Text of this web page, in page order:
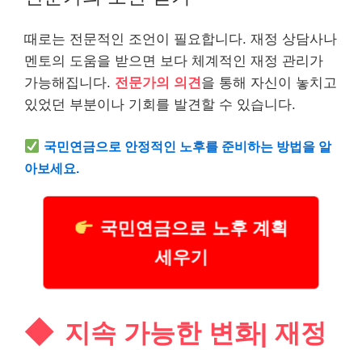
때로는 전문적인 조언이 필요합니다. 재정 상담사나
멘토의 도움을 받으면 보다 체계적인 재정 관리가
가능해집니다. 전문가의 의견 을 통해 자신이 놓치고
있었던 부분이나 기회를 발견할 수 있습니다.
국민연금으로 안정적인 노후를 준비하는 방법을 알
아보세요.
국민연금으로 노후 계획
세우기
지속 가능한 변화| 재정